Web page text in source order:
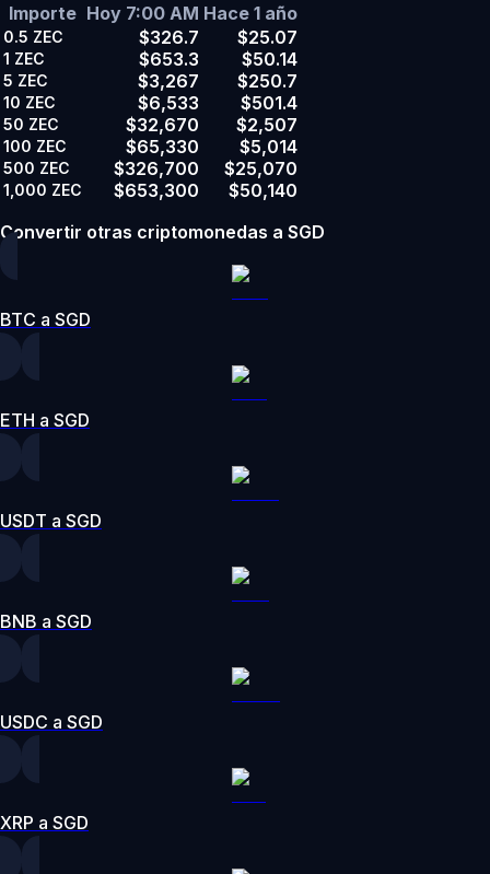
Importe Hoy 7:00 AM Hace 1 año
0.5 ZEC $326.7 $25.07
1 ZEC $653.3 $50.14
5 ZEC $3,267 $250.7
10 ZEC $6,533 $501.4
50 ZEC $32,670 $2,507
100 ZEC $65,330 $5,014
500 ZEC $326,700 $25,070
1,000 ZEC $653,300
$50,140
Convertir otras criptomonedas a SGD
BTC a SGD
ETH a SGD
USDT a SGD
BNB a SGD
USDC a SGD
XRP a SGD